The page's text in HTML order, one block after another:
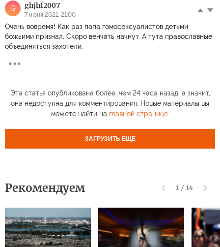
G ghjhf2007
7 июня 2021, 21:00
Очень вовремя! Как раз папа гомосексуалистов детьми
божьими признал. Скоро венчать начнут. А тута православные
объединяться захотели.
Эта статья опубликована более, чем 24 часа назад, а значит,
она недоступна для комментирования. Новые материалы вы
можете найти на главной странице.
ЗАГРУЗИТЬ ЕЩЕ
Рекомендуем 1 / 14